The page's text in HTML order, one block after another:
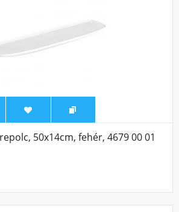
50x14cm, fehér, 4679 00 01